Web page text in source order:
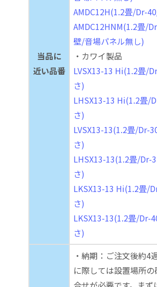
当品に
近い品番
AMDC12H(1.2畳/Dr-
AMDC12HNM(1.2畳/
壁/音場パネル無し)
・カワイ製品
LVSX13-13 Hi(1.2畳/
さ)
LHSX13-13 Hi(1.2畳/
さ)
LVSX13-13(1.2畳/Dr-
さ)
LHSX13-13(1.2畳/Dr-
さ)
LKSX13-13 Hi(1.2畳/
さ)
LKSX13-13(1.2畳/Dr-
さ)
・納期：ご注文後約4
に際しては設置場所